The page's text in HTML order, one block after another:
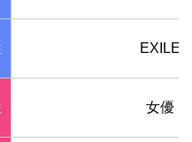
EXILE
女優